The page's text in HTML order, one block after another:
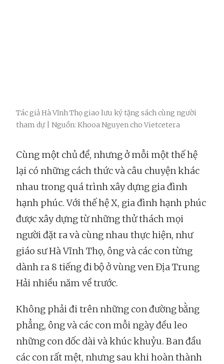
Tác giả Hà Vĩnh Thọ giao lưu ký tặng sách cùng người
tham dự | Nguồn: Khooa Nguyen cho Vietcetera
Cùng một chủ đề, nhưng ở mỗi một thế hệ
lại có những cách thức và câu chuyện khác
nhau trong quá trình xây dựng gia đình
hạnh phúc. Với thế hệ X, gia đình hạnh phúc
được xây dựng từ những thử thách mọi
người đặt ra và cùng nhau thực hiện, như
giáo sư Hà Vĩnh Thọ, ông và các con từng
dành ra 8 tiếng đi bộ ở vùng ven Địa Trung
Hải nhiều năm về trước.
Không phải đi trên những con đường bằng
phẳng, ông và các con mỗi ngày đều leo
những con dốc dài và khúc khuỷu. Ban đầu
các con rất mệt, nhưng sau khi hoàn thành